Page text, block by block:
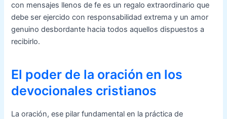
con mensajes llenos de fe es un regalo extraordinario que
debe ser ejercido con responsabilidad extrema y un amor
genuino desbordante hacia todos aquellos dispuestos a
recibirlo.
El poder de la oración en los
devocionales cristianos
La oración, ese pilar fundamental en la práctica de